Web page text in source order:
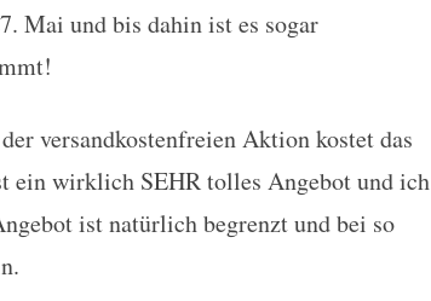
Mai und bis dahin ist es sogar
versandkostenfreien Aktion kostet das
ein wirklich SEHR tolles Angebot und ich
ist natürlich begrenzt und bei so